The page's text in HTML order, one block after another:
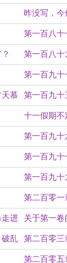
昨没写，今
第一百八十
第一百八十
第一百九十
天慕 第一百九十
十一假期不
第一百九十
第一百九
第一百九十
第二百零一
走进 关于第一卷
破乱 第二百零三
第二百零五